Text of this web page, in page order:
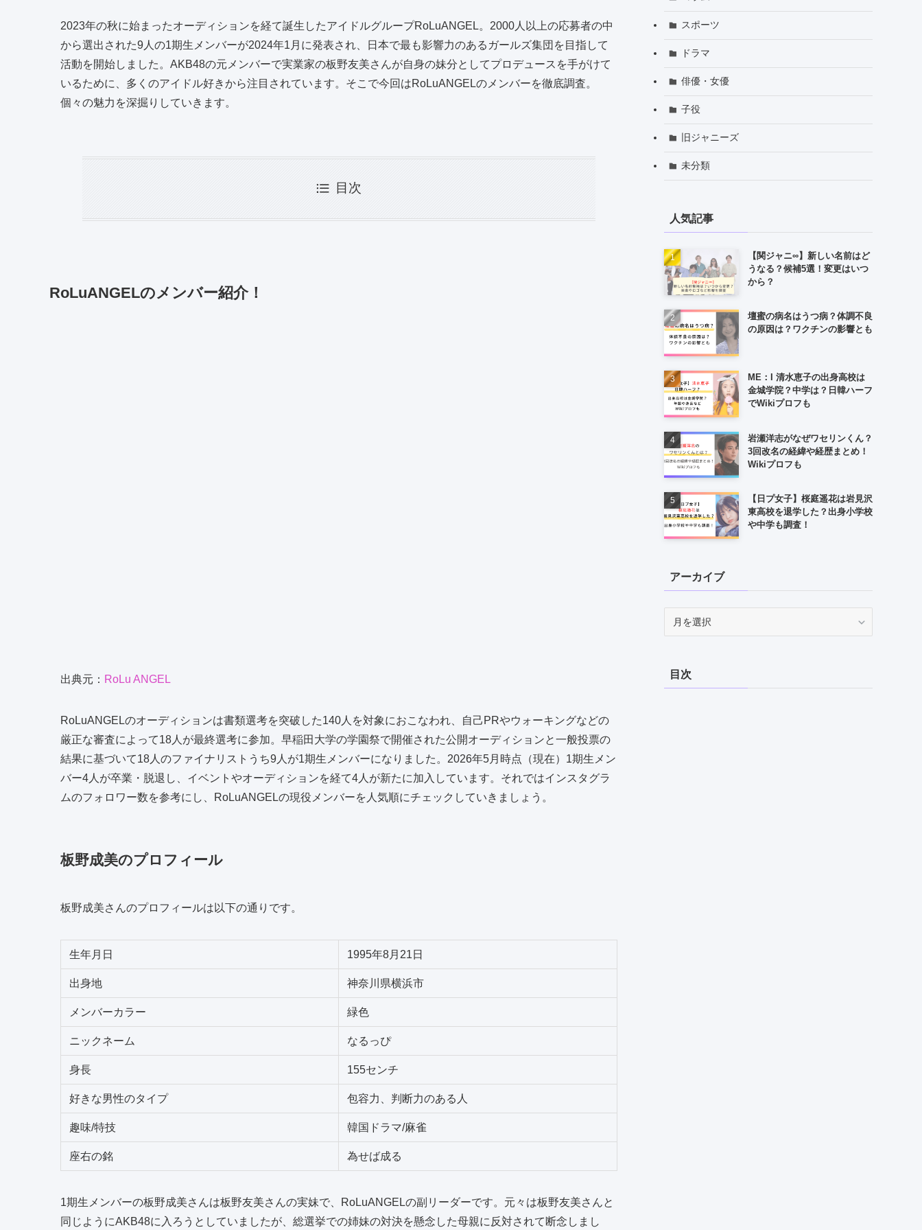
2023年の秋に始まったオーディションを経て誕生したアイドルグループRoLuANGEL。2000人以上の応募者の中
から選出された9人の1期生メンバーが2024年1月に発表され、日本で最も影響力のあるガールズ集団を目指して
活動を開始しました。AKB48の元メンバーで実業家の板野友美さんが自身の妹分としてプロデュースを手がけて
いるために、多くのアイドル好きから注目されています。そこで今回はRoLuANGELのメンバーを徹底調査。
個々の魅力を深掘りしていきます。
目次
RoLuANGELのメンバー紹介！
出典元： RoLu ANGEL
RoLuANGELのオーディションは書類選考を突破した140人を対象におこなわれ、自己PRやウォーキングなどの
厳正な審査によって18人が最終選考に参加。早稲田大学の学園祭で開催された公開オーディションと一般投票の
結果に基づいて18人のファイナリストうち9人が1期生メンバーになりました。2026年5月時点（現在）1期生メン
バー4人が卒業・脱退し、イベントやオーディションを経て4人が新たに加入しています。それではインスタグラ
ムのフォロワー数を参考にし、RoLuANGELの現役メンバーを人気順にチェックしていきましょう。
板野成美のプロフィール
板野成美さんのプロフィールは以下の通りです。
生年月日 1995年8月21日
出身地 神奈川県横浜市
メンバーカラー 緑色
ニックネーム なるっぴ
身長 155センチ
好きな男性のタイプ 包容力、判断力のある人
趣味/特技 韓国ドラマ/麻雀
座右の銘 為せば成る
1期生メンバーの板野成美さんは板野友美さんの実妹で、RoLuANGELの副リーダーです。元々は板野友美さんと
同じようにAKB48に入ろうとしていましたが、総選挙での姉妹の対決を懸念した母親に反対されて断念しまし
スポーツ
ドラマ
俳優・女優
子役
旧ジャニーズ
未分類
人気記事
【関ジャニ∞】新しい名前はど
うなる？候補5選！変更はいつ
から？
壇蜜の病名はうつ病？体調不良
の原因は？ワクチンの影響とも
ME：I 清水恵子の出身高校は
金城学院？中学は？日韓ハーフ
でWikiプロフも
岩瀬洋志がなぜワセリンくん？
3回改名の経緯や経歴まとめ！
Wikiプロフも
【日プ女子】桜庭遥花は岩見沢
東高校を退学した？出身小学校
や中学も調査！
アーカイブ
ブ目次